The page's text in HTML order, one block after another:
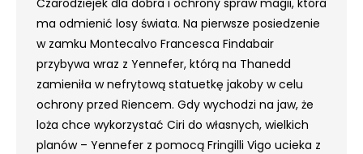
ma odmienić losy świata. Na pierwsze posiedzenie
w zamku Montecalvo Francesca Findabair
przybywa wraz z Yennefer, którą na Thanedd
zamieniła w nefrytową statuetkę jakoby w celu
ochrony przed Riencem. Gdy wychodzi na jaw, że
loża chce wykorzystać Ciri do własnych, wielkich
planów – Yennefer z pomocą Fringilli Vigo ucieka z